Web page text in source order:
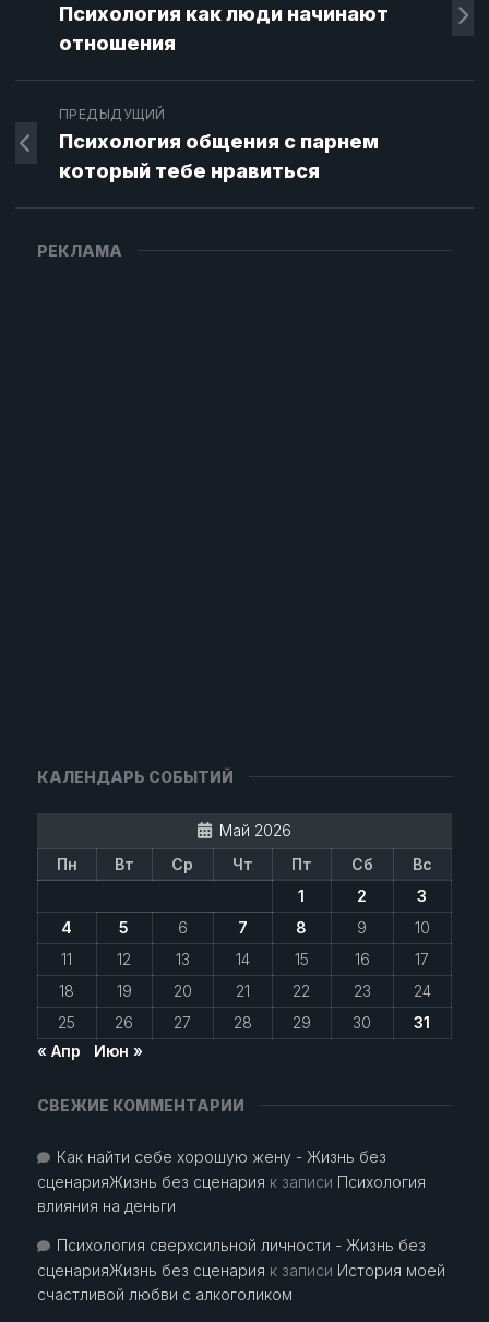
Психология как люди начинают
отношения
ПРЕДЫДУЩИЙ
Психология общения с парнем
который тебе нравиться
РЕКЛАМА
КАЛЕНДАРЬ СОБЫТИЙ
Май 2026
Пн
Вт Ср Чт Пт Сб
Вс
1
2
3
4
5 6 7 8 9
10
11
12 13 14 15 16
17
18
19 20 21 22 23
24
25
26 27 28 29 30
31
« Апр
Июн »
СВЕЖИЕ КОММЕНТАРИИ
Как найти себе хорошую жену - Жизнь без
сценарияЖизнь без сценария к записи Психология
влияния на деньги
Психология сверхсильной личности - Жизнь без
сценарияЖизнь без сценария к записи История моей
счастливой любви с алкоголиком